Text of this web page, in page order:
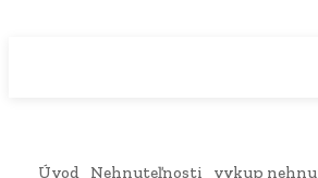
Úvod Nehnuteľnosti
vykup